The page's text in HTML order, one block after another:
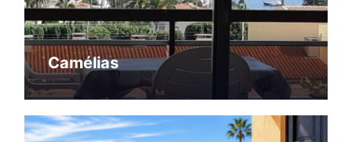
Camélias